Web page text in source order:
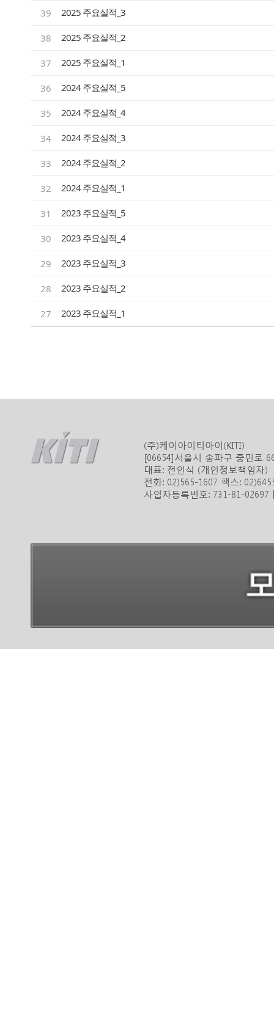
39 2025 주요실적_3
38 2025 주요실적_2
37 2025 주요실적_1
36 2024 주요실적_5
35 2024 주요실적_4
34 2024 주요실적_3
33 2024 주요실적_2
32 2024 주요실적_1
31 2023 주요실적_5
30 2023 주요실적_4
29 2023 주요실적_3
28 2023 주요실적_2
27 2023 주요실적_1
(주)케이아이티아이(KITI)
[06654]서울시 송파구 충민로
대표: 전인식 (개인정보책임자)
전화: 02)565-1607 팩스:
사업자등록번호: 731-81-